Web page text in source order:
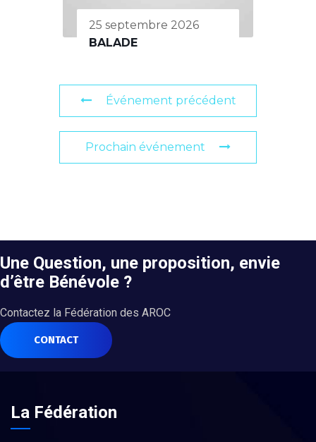
25 septembre 2026
BALADE
Événement précédent
Prochain événement
Une Question, une proposition, envie
d’être Bénévole ?
Contactez la Fédération des AROC
CONTACT
La Fédération